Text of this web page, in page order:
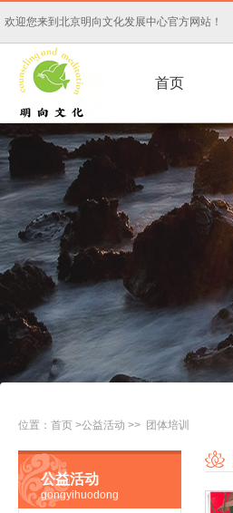
欢迎您来到北京明向文化发展中心官方网站！
首页
位置： 首页 >公益活动 >> 团体培训
公益活动
gongyihuodong